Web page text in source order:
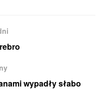
wypadły słabo